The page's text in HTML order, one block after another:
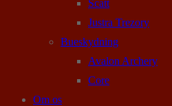
Scatt
Justra Trezory
Bueskydning
Avalon Archery
Core
Om os